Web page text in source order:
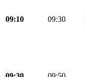
09:10 09:30